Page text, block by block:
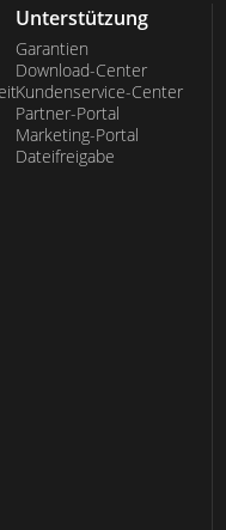
Unterstützung
Garantien
Download-Center
Kundenservice-Center
Partner-Portal
Marketing-Portal
Dateifreigabe